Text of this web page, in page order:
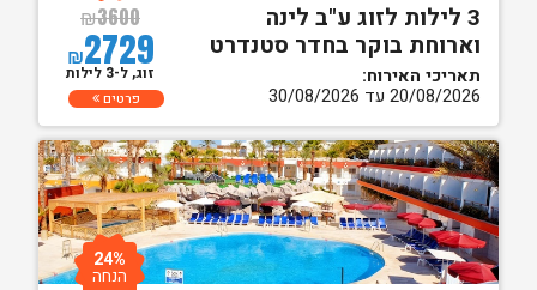
3 לילות לזוג ע"ב לינה
וארוחת בוקר בחדר סטנדרט
תאריכי האירוח:
20/08/2026 עד 30/08/2026
₪3600
₪2729
זוג, ל-3 לילות
פרטים
24%
הנחה